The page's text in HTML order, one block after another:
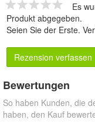
Es
Produkt abgegeben.
Seien Sie der Erste.
Rezension verfassen
Bewertungen
So haben Kunden, die
haben, den Kauf